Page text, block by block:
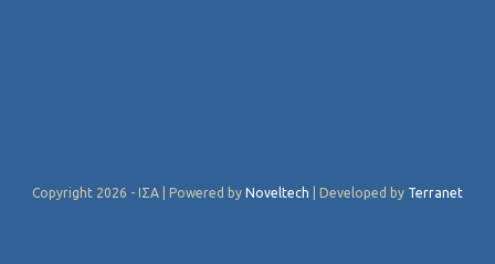
Copyright 2026 - ΙΣΑ | Powered by Noveltech | Developed by Terranet